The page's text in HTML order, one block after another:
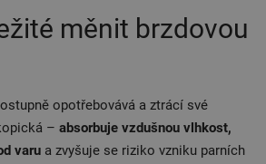
měnit brzdovou
opotřebovává a ztrácí své
– absorbuje vzdušnou vlhkost,
varu a zvyšuje se riziko vzniku parních